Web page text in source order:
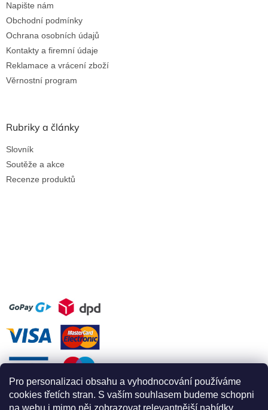
Pro personalizaci obsahu a vyhodnocování používáme
cookies třetích stran. S vaším souhlasem budeme schopni
na webu i mimo něj zobrazovat relevantnější nabídky
Napište nám
Obchodní podmínky
Ochrana osobních údajů
Kontakty a firemní údaje
Reklamace a vrácení zboží
Věrnostní program
Rubriky a články
Slovník
Soutěže a akce
Recenze produktů